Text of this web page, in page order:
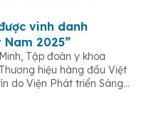
vinh danh
Nam 2025”
Tập đoàn y khoa
hiệu hàng đầu Việt
do Viện Phát triển Sáng
[…]